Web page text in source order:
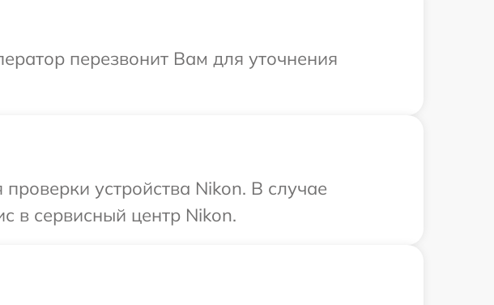
перезвонит Вам для уточнения
устройства Nikon. В случае
в сервисный центр Nikon.